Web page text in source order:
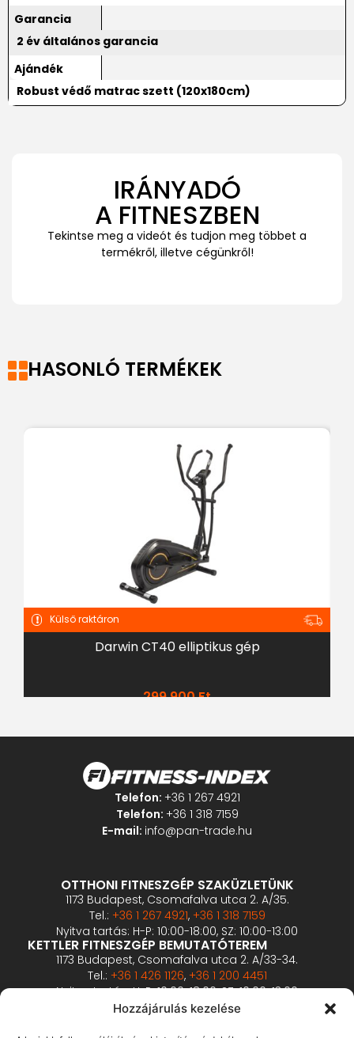
Hozzájárulás kezelése
Garancia
2 év általános garancia
Ajándék
Robust védő matrac szett (120x180cm)
IRÁNYADÓ
A FITNESZBEN
Tekintse meg a videót és tudjon meg többet a
termékről, illetve cégünkről!
HASONLÓ TERMÉKEK
Külső raktáron
Darwin CT40 elliptikus gép
299 900Ft
Telefon: +36 1 267 4921
Telefon: +36 1 318 7159
E-mail: info@pan-trade.hu
OTTHONI FITNESZGÉP SZAKÜZLETÜNK
1173 Budapest, Csomafalva utca 2. A/35.
Tel.: +36 1 267 4921, +36 1 318 7159
Nyitva tartás: H-P: 10:00-18:00, SZ: 10:00-13:00
KETTLER FITNESZGÉP BEMUTATÓTEREM
1173 Budapest, Csomafalva utca 2. A/33-34.
Tel.: +36 1 426 1126, +36 1 200 4451
Nyitva tartás: H-P: 10:00-18:00, SZ: 10:00-13:00
PROFESSZIONÁLIS FITNESZGÉP BEMUTATÓTEREM
2360 Gyál, Vállalkozó u. 12.